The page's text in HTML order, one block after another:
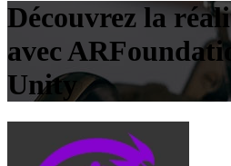
Découvrez la
avec
Unity